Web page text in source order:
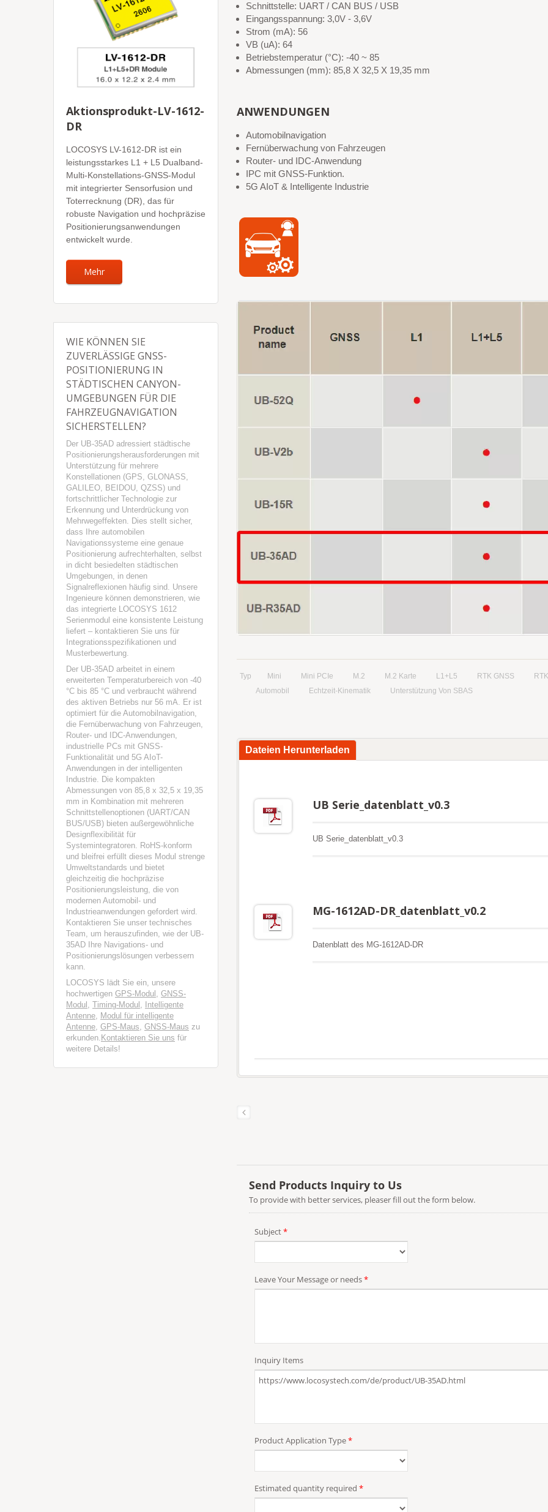
Aktionsprodukt-LV-1612-
DR
LOCOSYS LV-1612-DR ist ein
leistungsstarkes L1 + L5 Dualband-
Multi-Konstellations-GNSS-Modul
mit integrierter Sensorfusion und
Toterrecknung (DR), das für
robuste Navigation und hochpräzise
Positionierungsanwendungen
entwickelt wurde.
Mehr
WIE KÖNNEN SIE
ZUVERLÄSSIGE GNSS-
POSITIONIERUNG IN
STÄDTISCHEN CANYON-
UMGEBUNGEN FÜR DIE
FAHRZEUGNAVIGATION
SICHERSTELLEN?
Der UB-35AD adressiert städtische
Positionierungsherausforderungen mit
Unterstützung für mehrere
Konstellationen (GPS, GLONASS,
GALILEO, BEIDOU, QZSS) und
fortschrittlicher Technologie zur
Erkennung und Unterdrückung von
Mehrwegeffekten. Dies stellt sicher,
dass Ihre automobilen
Navigationssysteme eine genaue
Positionierung aufrechterhalten, selbst
in dicht besiedelten städtischen
Umgebungen, in denen
Signalreflexionen häufig sind. Unsere
Ingenieure können demonstrieren, wie
das integrierte LOCOSYS 1612
Serienmodul eine konsistente Leistung
liefert – kontaktieren Sie uns für
Integrationsspezifikationen und
Musterbewertung.
Der UB-35AD arbeitet in einem
erweiterten Temperaturbereich von -40
°C bis 85 °C und verbraucht während
des aktiven Betriebs nur 56 mA. Er ist
optimiert für die Automobilnavigation,
die Fernüberwachung von Fahrzeugen,
Router- und IDC-Anwendungen,
industrielle PCs mit GNSS-
Funktionalität und 5G AIoT-
Anwendungen in der intelligenten
Industrie. Die kompakten
Abmessungen von 85,8 x 32,5 x 19,35
mm in Kombination mit mehreren
Schnittstellenoptionen (UART/CAN
BUS/USB) bieten außergewöhnliche
Designflexibilität für
Systemintegratoren. RoHS-konform
und bleifrei erfüllt dieses Modul strenge
Umweltstandards und bietet
gleichzeitig die hochpräzise
Positionierungsleistung, die von
modernen Automobil- und
Industrieanwendungen gefordert wird.
Kontaktieren Sie unser technisches
Team, um herauszufinden, wie der UB-
35AD Ihre Navigations- und
Positionierungslösungen verbessern
kann.
LOCOSYS lädt Sie ein, unsere
hochwertigen GPS-Modul , GNSS-
Modul , Timing-Modul ,
Intelligente
Antenne, Modul für intelligente
Antenne, GPS-Maus, GNSS-Maus zu
erkunden. Kontaktieren Sie uns für
weitere Details!
Schnittstelle: UART / CAN BUS / USB
Eingangsspannung: 3,0V - 3,6V
Strom (mA): 56
VB (uA): 64
Betriebstemperatur (°C): -40 ~ 85
Abmessungen (mm): 85,8 X 32,5 X 19,35 mm
ANWENDUNGEN
Automobilnavigation
Fernüberwachung von Fahrzeugen
Router- und IDC-Anwendung
IPC mit GNSS-Funktion.
5G AIoT & Intelligente Industrie
Typ Mini Mini PCIe M.2 M.2 Karte L1+L5 RTK GNSS
Automobil
Echtzeit-Kinematik Unterstützung Von SBAS
Dateien Herunterladen
UB Serie_datenblatt_v0.3
UB Serie_datenblatt_v0.3
MG-1612AD-DR_datenblatt_v0.2
Datenblatt des MG-1612AD-DR